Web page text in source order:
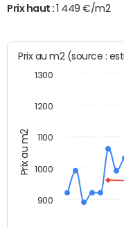
Prix haut :
1 449 €/m2
Prix au m2
Prix au m2
900
1000
1100
1200
1300